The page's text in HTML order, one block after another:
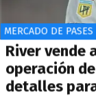
MERCADO DE PASES
River vende
operación
detalles